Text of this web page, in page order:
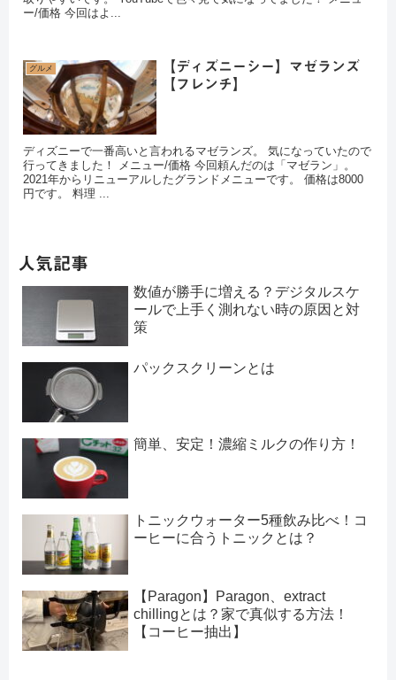
ー/価格 今回はよ...
グルメ
【ディズニーシー】マゼランズ
【フレンチ】
ディズニーで一番高いと言われるマゼランズ。 気になっていたので
行ってきました！ メニュー/価格 今回頼んだのは「マゼラン」。
2021年からリニューアルしたグランドメニューです。 価格は8000
円です。 料理 ...
人気記事
数値が勝手に増える？デジタルスケ
ールで上手く測れない時の原因と対
策
パックスクリーンとは
簡単、安定！濃縮ミルクの作り方！
トニックウォーター5種飲み比べ！コ
ーヒーに合うトニックとは？
【Paragon】Paragon、extract
chillingとは？家で真似する方法！
【コーヒー抽出】